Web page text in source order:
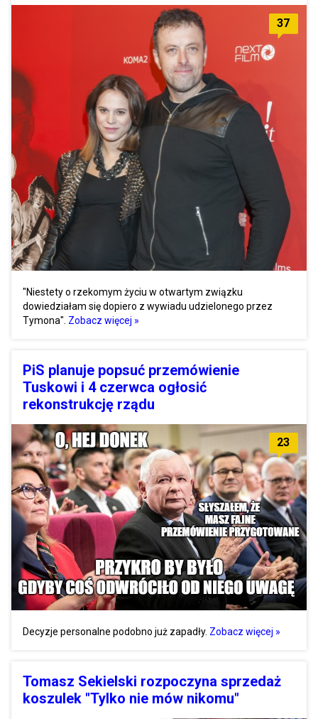
37
"Niestety o rzekomym życiu w otwartym związku
dowiedziałam się dopiero z wywiadu udzielonego przez
Tymona". Zobacz więcej »
PiS planuje popsuć przemówienie
Tuskowi i 4 czerwca ogłosić
rekonstrukcję rządu
23
Decyzje personalne podobno już zapadły. Zobacz więcej »
Tomasz Sekielski rozpoczyna sprzedaż
koszulek "Tylko nie mów nikomu"